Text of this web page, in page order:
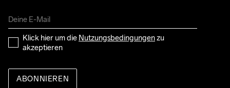
Klick hier um die Nutzungsbedingungen zu
akzeptieren
ABONNIEREN